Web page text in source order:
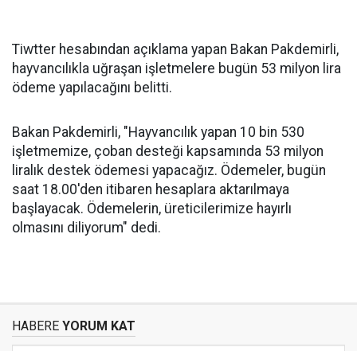
Tiwtter hesabından açıklama yapan Bakan Pakdemirli,
hayvancılıkla uğraşan işletmelere bugün 53 milyon lira
ödeme yapılacağını belitti.
Bakan Pakdemirli, "Hayvancılık yapan 10 bin 530
işletmemize, çoban desteği kapsamında 53 milyon
liralık destek ödemesi yapacağız. Ödemeler, bugün
saat 18.00'den itibaren hesaplara aktarılmaya
başlayacak. Ödemelerin, üreticilerimize hayırlı
olmasını diliyorum" dedi.
HABERE YORUM KAT